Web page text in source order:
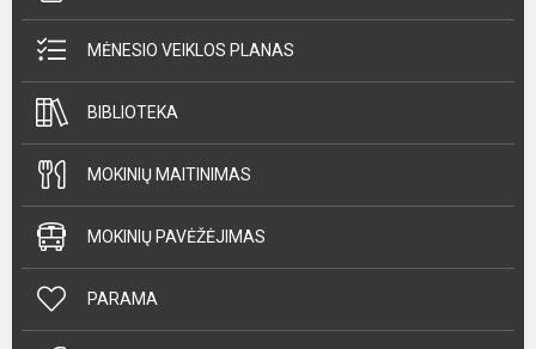
MĖNESIO VEIKLOS PLANAS
BIBLIOTEKA
MOKINIŲ MAITINIMAS
MOKINIŲ PAVĖŽĖJIMAS
PARAMA